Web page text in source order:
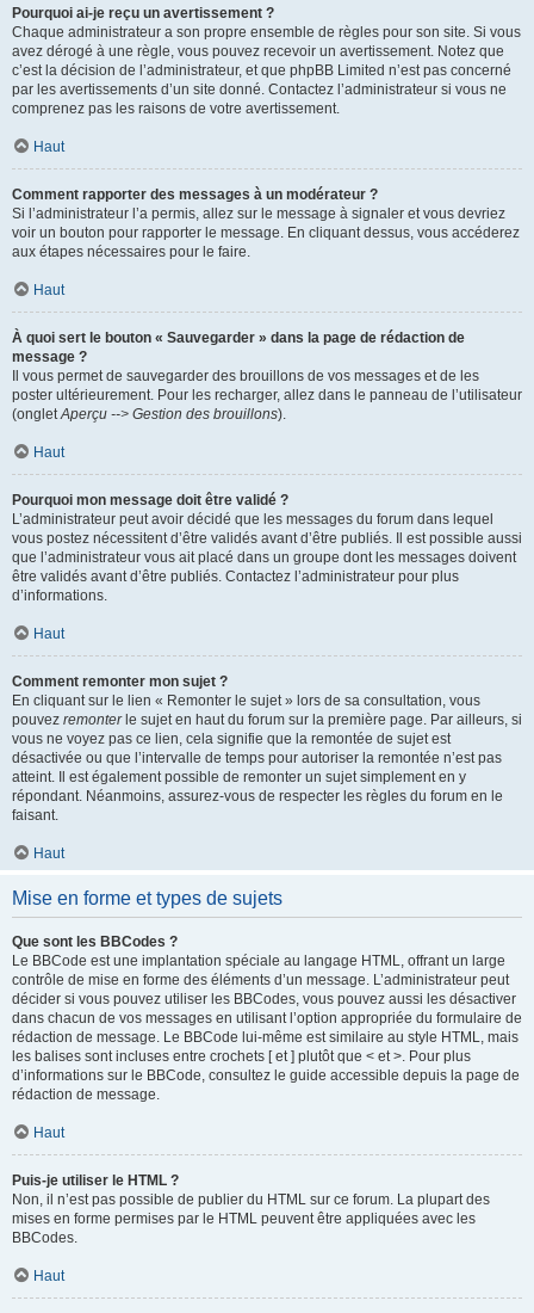
Pourquoi ai-je reçu un avertissement ?
Chaque administrateur a son propre ensemble de règles pour son site. Si vous
avez dérogé à une règle, vous pouvez recevoir un avertissement. Notez que
c’est la décision de l’administrateur, et que phpBB Limited n’est pas concerné
par les avertissements d’un site donné. Contactez l’administrateur si vous ne
comprenez pas les raisons de votre avertissement.
Haut
Comment rapporter des messages à un modérateur ?
Si l’administrateur l’a permis, allez sur le message à signaler et vous devriez
voir un bouton pour rapporter le message. En cliquant dessus, vous accéderez
aux étapes nécessaires pour le faire.
Haut
À quoi sert le bouton « Sauvegarder » dans la page de rédaction de
message ?
Il vous permet de sauvegarder des brouillons de vos messages et de les
poster ultérieurement. Pour les recharger, allez dans le panneau de l’utilisateur
(ongletAperçu --> Gestion des brouillons).
Haut
Pourquoi mon message doit être validé ?
L’administrateur peut avoir décidé que les messages du forum dans lequel
vous postez nécessitent d’être validés avant d’être publiés. Il est possible aussi
que l’administrateur vous ait placé dans un groupe dont les messages doivent
être validés avant d’être publiés. Contactez l’administrateur pour plus
d’informations.
Haut
Comment remonter mon sujet ?
En cliquant sur le lien « Remonter le sujet » lors de sa consultation, vous
pouvez remonterle sujet en haut du forum sur la première page. Par ailleurs, si
vous ne voyez pas ce lien, cela signifie que la remontée de sujet est
désactivée ou que l’intervalle de temps pour autoriser la remontée n’est pas
atteint. Il est également possible de remonter un sujet simplement en y
répondant. Néanmoins, assurez-vous de respecter les règles du forum en le
faisant.
Haut
Mise en forme et types de sujets
Que sont les BBCodes ?
Le BBCode est une implantation spéciale au langage HTML, offrant un large
contrôle de mise en forme des éléments d’un message. L’administrateur peut
décider si vous pouvez utiliser les BBCodes, vous pouvez aussi les désactiver
dans chacun de vos messages en utilisant l’option appropriée du formulaire de
rédaction de message. Le BBCode lui-même est similaire au style HTML, mais
les balises sont incluses entre crochets [ et ] plutôt que < et >. Pour plus
d’informations sur le BBCode, consultez le guide accessible depuis la page de
rédaction de message.
Haut
Puis-je utiliser le HTML ?
Non, il n’est pas possible de publier du HTML sur ce forum. La plupart des
mises en forme permises par le HTML peuvent être appliquées avec les
BBCodes.
Haut